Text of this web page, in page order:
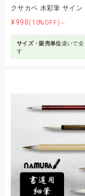
クサカベ 水彩筆 サイン
¥990(10%OFF)～
サイズ・販売単位違いで全
す